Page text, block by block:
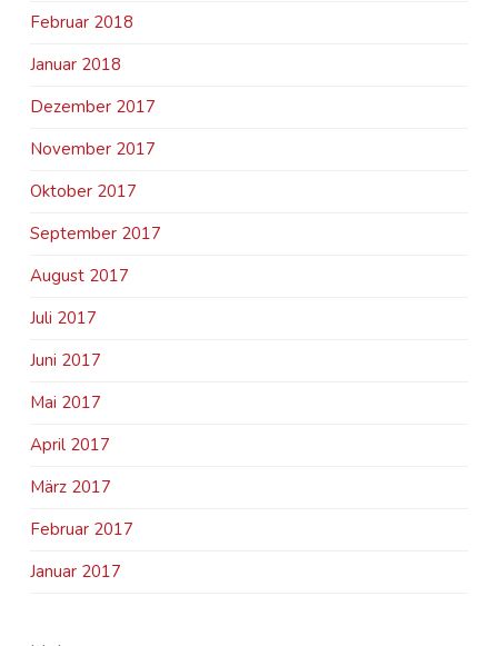
Februar 2018
Januar 2018
Dezember 2017
November 2017
Oktober 2017
September 2017
August 2017
Juli 2017
Juni 2017
Mai 2017
April 2017
März 2017
Februar 2017
Januar 2017